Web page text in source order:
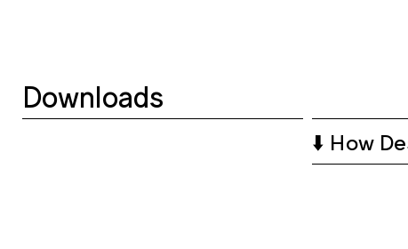
Downloads
⬇️ How